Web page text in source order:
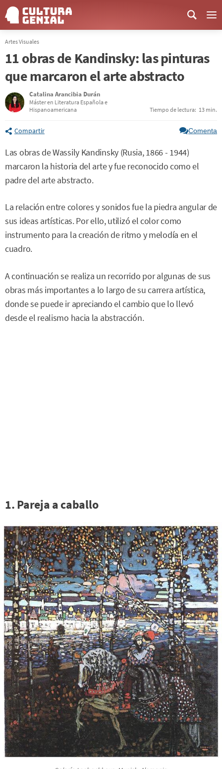
Artes Visuales
11 obras de Kandinsky: las pinturas
que marcaron el arte abstracto
Catalina Arancibia Durán
Máster en Literatura Española e
Hispanoamericana
Tiempo de lectura: 13 min.
Compartir Comenta
Las obras de Wassily Kandinsky (Rusia, 1866 - 1944)
marcaron la historia del arte y fue reconocido como el
padre del arte abstracto.
La relación entre colores y sonidos fue la piedra angular de
sus ideas artísticas. Por ello, utilizó el color como
instrumento para la creación de ritmo y melodía en el
cuadro.
A continuación se realiza un recorrido por algunas de sus
obras más importantes a lo largo de su carrera artística,
donde se puede ir apreciando el cambio que lo llevó
desde el realismo hacia la abstracción.
1. Pareja a caballo